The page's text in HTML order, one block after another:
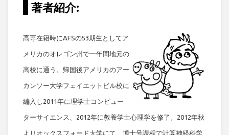
著者紹介:
高専在籍時にAFSの53期生としてア
メリカのオレゴン州で一年間地元の
高校に通う。帰国後アメリカのアー
カンソー大学フェイエットビル校に
編入し2011年に理学士コンピュー
ターサイエンス、2012年に教養学士心理学を修了。2012年秋
よりオックスフォード大学にて、博士号課程で計算神経科学